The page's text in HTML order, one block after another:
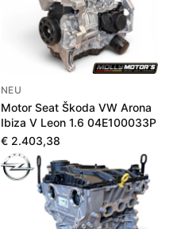
NEU
Motor Seat Škoda VW Arona
Ibiza V Leon 1.6 04E100033P
€ 2.403,38